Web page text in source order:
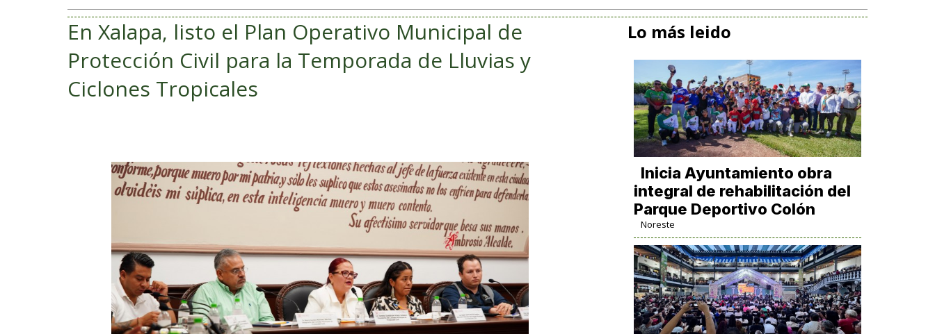
En Xalapa, listo el Plan Operativo Municipal de
Protección Civil para la Temporada de Lluvias y
Ciclones Tropicales
Lo más leido
Inicia Ayuntamiento obra
integral de rehabilitación del
Parque Deportivo Colón
Noreste